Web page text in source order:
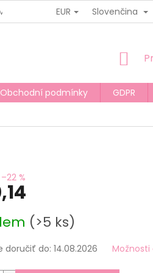
MOJA OBJEDNÁVKA
EUR Slovenčina
Obchodní podmínky GDPR
–22 %
(>5 ks)
doručiť do: 14.08.2026 Možnosti